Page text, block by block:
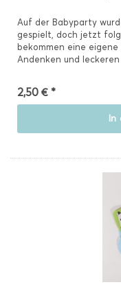
Auf der Babyparty
gespielt, doch jetzt
bekommen eine
Andenken und
2,50 € *
In